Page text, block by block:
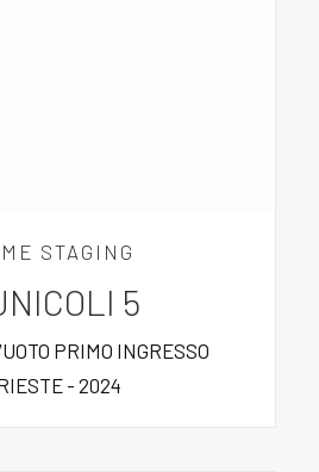
STAGING
5
PRIMO INGRESSO
- 2024